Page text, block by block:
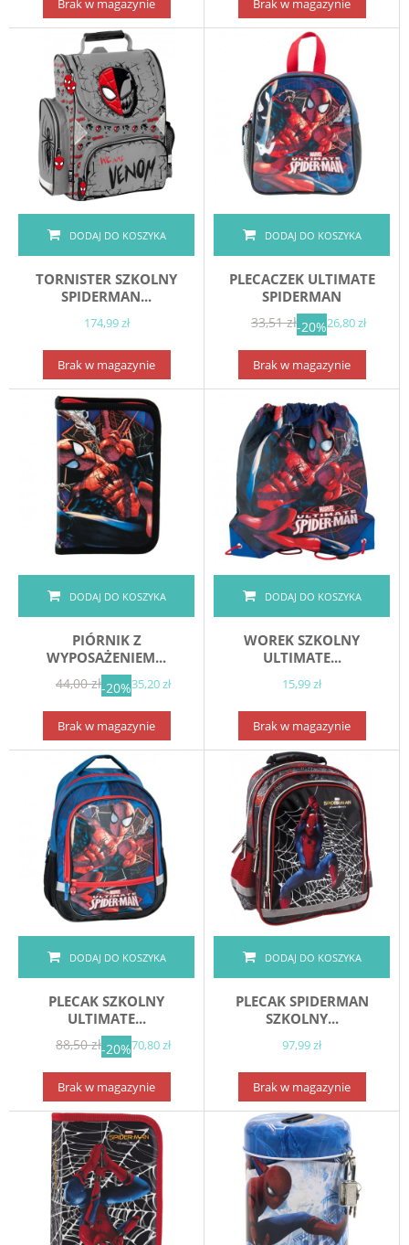
Brak w magazynie Brak w magazynie
DODAJ DO KOSZYKA
TORNISTER SZKOLNY
SPIDERMAN...
174,99 zł
Brak w magazynie
DODAJ DO KOSZYKA
PLECACZEK ULTIMATE
SPIDERMAN
33,51 zł-20%26,80 zł
Brak w magazynie
DODAJ DO KOSZYKA
PIÓRNIK Z
WYPOSAŻENIEM...
44,00 zł-20%35,20 zł
Brak w magazynie
DODAJ DO KOSZYKA
WOREK SZKOLNY
ULTIMATE...
15,99 zł
Brak w magazynie
DODAJ DO KOSZYKA
PLECAK SZKOLNY
ULTIMATE...
88,50 zł-20%70,80 zł
Brak w magazynie
DODAJ DO KOSZYKA
PLECAK SPIDERMAN
SZKOLNY...
97,99 zł
Brak w magazynie